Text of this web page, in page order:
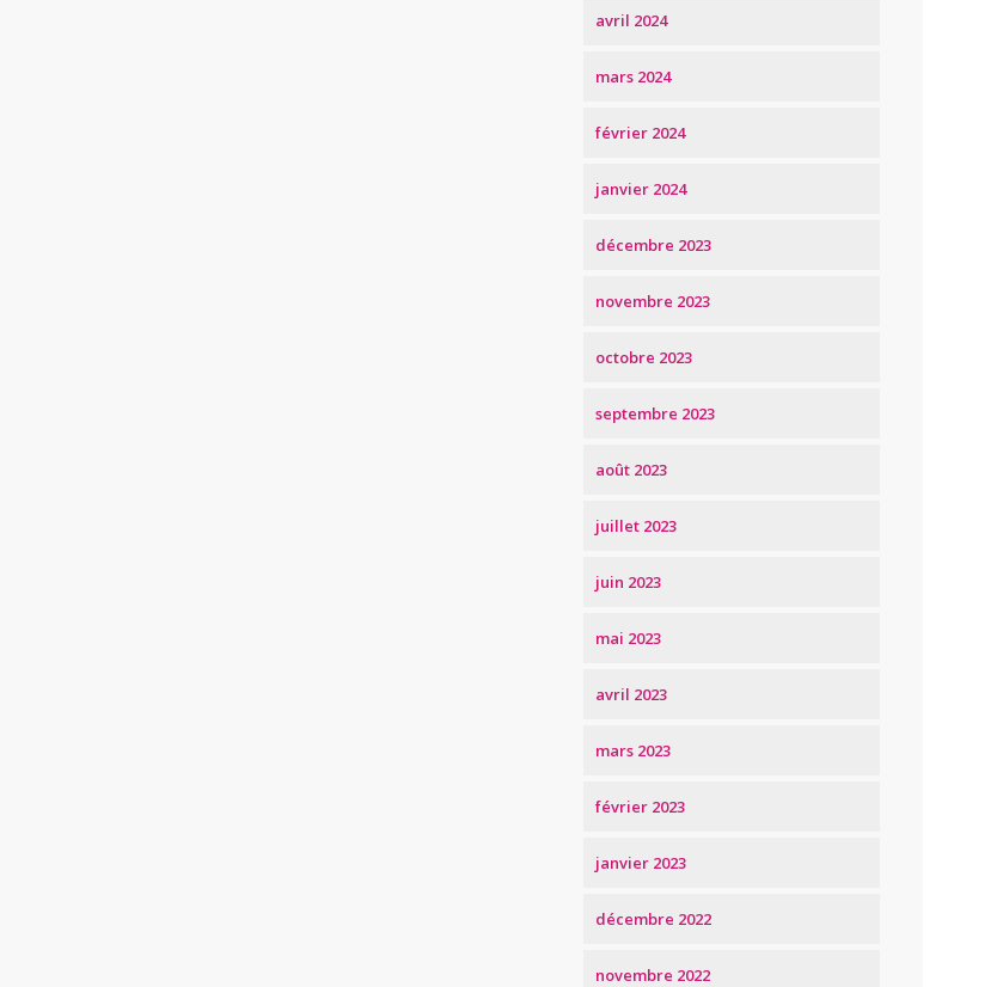
avril 2024
mars 2024
février 2024
janvier 2024
décembre 2023
novembre 2023
octobre 2023
septembre 2023
août 2023
juillet 2023
juin 2023
mai 2023
avril 2023
mars 2023
février 2023
janvier 2023
décembre 2022
novembre 2022